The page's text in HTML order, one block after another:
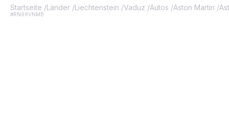
Startseite /Länder /Liechtenstein /Vaduz /Autos /Aston Martin /
#RN99VNMB